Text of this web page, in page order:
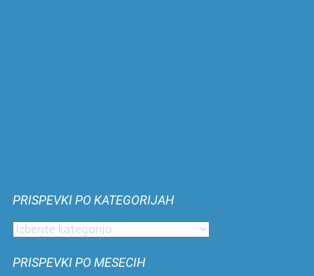
PRISPEVKI PO KATEGORIJAH
Prispevki
kategorijah
PRISPEVKI PO MESECIH